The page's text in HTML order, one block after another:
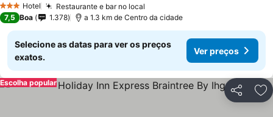
3 EstrelasHotel Restaurante e bar no local
7,5 Boa 1.378 a 1.3 km de Centro da cidade
Selecione as datas para ver os preços
exatos.
Ver preços
Partilhar
Escolha popular